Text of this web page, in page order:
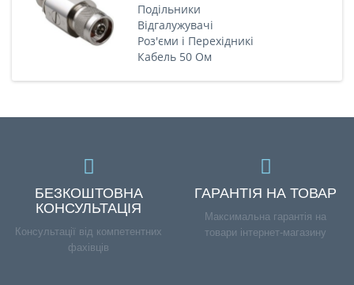
Подільники
Відгалужувачі
Роз'єми і Перехідникі
Кабель 50 Ом
БЕЗКОШТОВНА
КОНСУЛЬТАЦІЯ
Консультації від компетентних
фахівців
ГАРАНТІЯ НА ТОВАР
Максимальна гарантія на
товари інтернет-магазину